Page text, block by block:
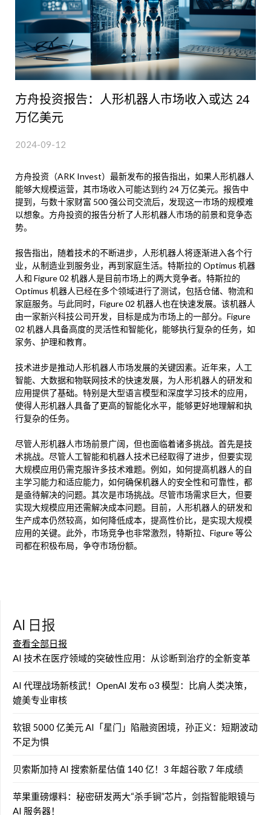
方舟投资报告：人形机器人市场收入或达 24
万亿美元
2024-09-12
方舟投资（ARK Invest）最新发布的报告指出，如果人形机器人
能够大规模运营，其市场收入可能达到约 24 万亿美元。报告中
提到，与数十家财富 500 强公司交流后，发现这一市场的规模难
以想象。方舟投资的报告分析了人形机器人市场的前景和竞争态
势。
报告指出，随着技术的不断进步，人形机器人将逐渐进入各个行
业，从制造业到服务业，再到家庭生活。特斯拉的 Optimus 机器
人和 Figure 02 机器人是目前市场上的两大竞争者。特斯拉的
Optimus 机器人已经在多个领域进行了测试，包括仓储、物流和
家庭服务。与此同时，Figure 02 机器人也在快速发展。该机器人
由一家新兴科技公司开发，目标是成为市场上的一部分。Figure
02 机器人具备高度的灵活性和智能化，能够执行复杂的任务，如
家务、护理和教育。
技术进步是推动人形机器人市场发展的关键因素。近年来，人工
智能、大数据和物联网技术的快速发展，为人形机器人的研发和
应用提供了基础。特别是大型语言模型和深度学习技术的应用，
使得人形机器人具备了更高的智能化水平，能够更好地理解和执
行复杂的任务。
尽管人形机器人市场前景广阔，但也面临着诸多挑战。首先是技
术挑战。尽管人工智能和机器人技术已经取得了进步，但要实现
大规模应用仍需克服许多技术难题。例如，如何提高机器人的自
主学习能力和适应能力，如何确保机器人的安全性和可靠性，都
是亟待解决的问题。其次是市场挑战。尽管市场需求巨大，但要
实现大规模应用还需解决成本问题。目前，人形机器人的研发和
生产成本仍然较高，如何降低成本，提高性价比，是实现大规模
应用的关键。此外，市场竞争也非常激烈，特斯拉、Figure 等公
司都在积极布局，争夺市场份额。
AI 日报
查看全部日报
AI 技术在医疗领域的突破性应用：从诊断到治疗的全新变革
AI 代理战场新核武！OpenAI 发布 o3 模型：比肩人类决策，
媲美专业审核
软银 5000 亿美元 AI「星门」陷融资困境，孙正义：短期波动
不足为惧
贝索斯加持 AI 搜索新星估值 140 亿！3 年超谷歌 7 年成绩
苹果重磅爆料：秘密研发两大“杀手锏”芯片，剑指智能眼镜与
AI 服务器！